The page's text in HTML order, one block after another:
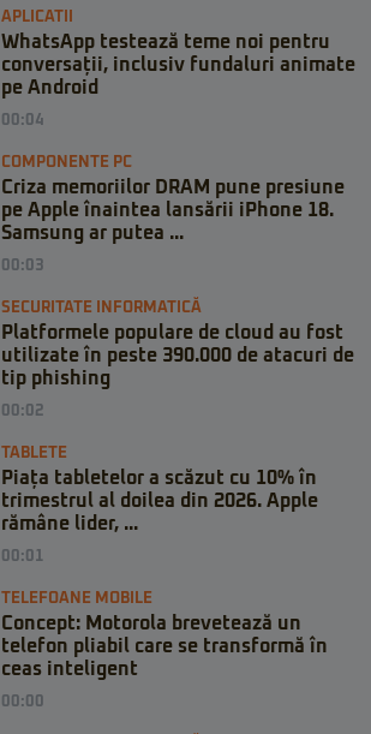
APLICATII
WhatsApp testează teme noi pentru
conversații, inclusiv fundaluri animate
pe Android
00:04
COMPONENTE PC
Criza memoriilor DRAM pune presiune
pe Apple înaintea lansării iPhone 18.
Samsung ar putea ...
00:03
SECURITATE INFORMATICĂ
Platformele populare de cloud au fost
utilizate în peste 390.000 de atacuri de
tip phishing
00:02
TABLETE
Piața tabletelor a scăzut cu 10% în
trimestrul al doilea din 2026. Apple
rămâne lider, ...
00:01
TELEFOANE MOBILE
Concept: Motorola brevetează un
telefon pliabil care se transformă în
ceas inteligent
00:00